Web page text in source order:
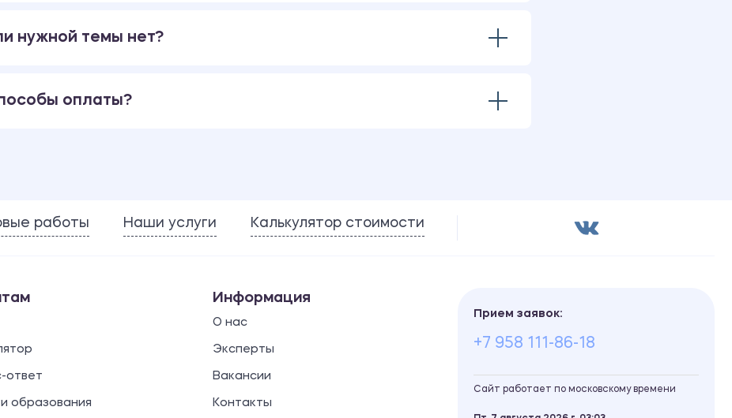
нужной темы нет?
оплаты?
работы Наши услуги Калькулятор стоимости
ответ
образования
Информация
О нас
Эксперты
Вакансии
Контакты
Прием заявок:
+7 958 111-86-18
Сайт работает по московскому времени